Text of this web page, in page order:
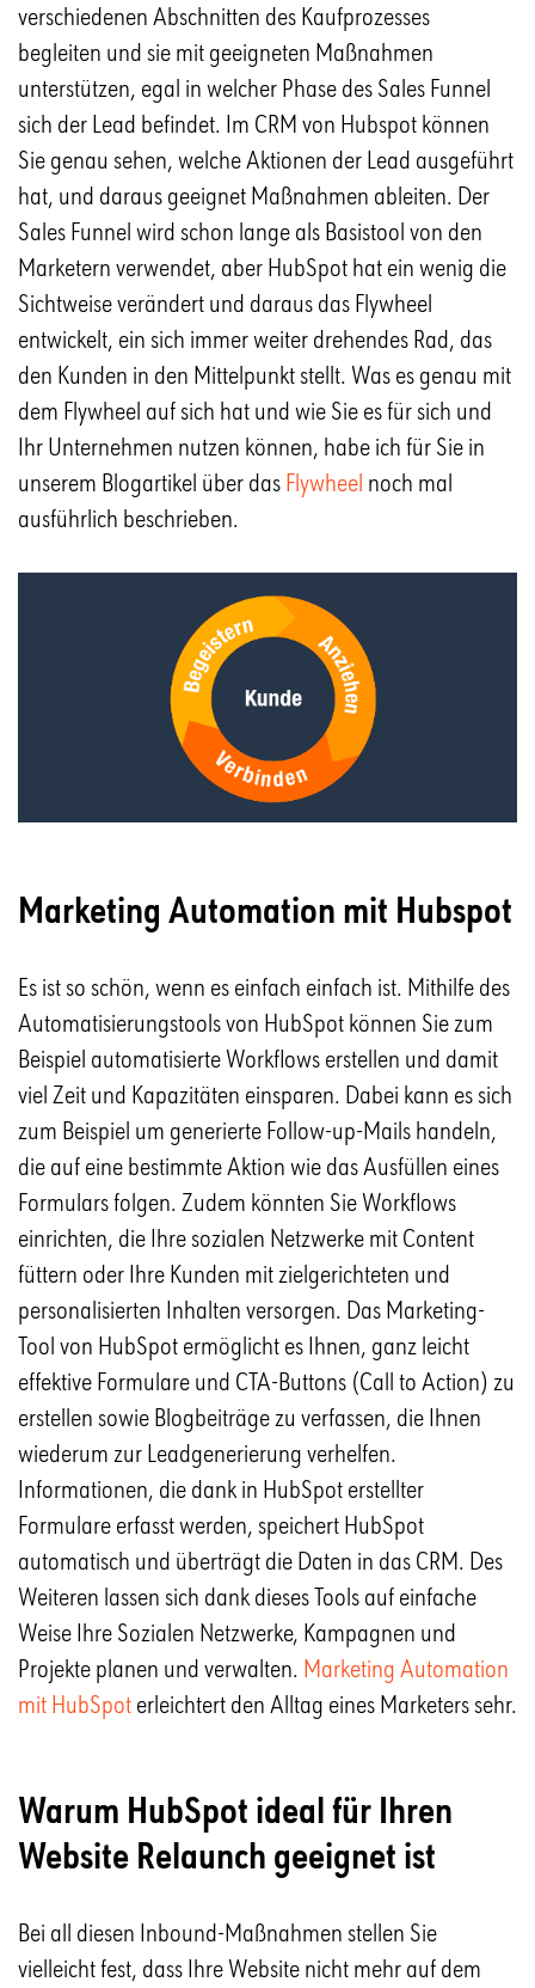
verschiedenen Abschnitten des Kaufprozesses
begleiten und sie mit geeigneten Maßnahmen
unterstützen, egal in welcher Phase des Sales Funnel
sich der Lead befindet. Im CRM von Hubspot können
Sie genau sehen, welche Aktionen der Lead ausgeführt
hat, und daraus geeignet Maßnahmen ableiten. Der
Sales Funnel wird schon lange als Basistool von den
Marketern verwendet, aber HubSpot hat ein wenig die
Sichtweise verändert und daraus das Flywheel
entwickelt, ein sich immer weiter drehendes Rad, das
den Kunden in den Mittelpunkt stellt. Was es genau mit
dem Flywheel auf sich hat und wie Sie es für sich und
Ihr Unternehmen nutzen können, habe ich für Sie in
unserem Blogartikel über das Flywheel noch mal
ausführlich beschrieben.
Marketing Automation mit Hubspot
Es ist so schön, wenn es einfach einfach ist. Mithilfe des
Automatisierungstools von HubSpot können Sie zum
Beispiel automatisierte Workflows erstellen und damit
viel Zeit und Kapazitäten einsparen. Dabei kann es sich
zum Beispiel um generierte Follow-up-Mails handeln,
die auf eine bestimmte Aktion wie das Ausfüllen eines
Formulars folgen. Zudem könnten Sie Workflows
einrichten, die Ihre sozialen Netzwerke mit Content
füttern oder Ihre Kunden mit zielgerichteten und
personalisierten Inhalten versorgen. Das Marketing-
Tool von HubSpot ermöglicht es Ihnen, ganz leicht
effektive Formulare und CTA-Buttons (Call to Action) zu
erstellen sowie Blogbeiträge zu verfassen, die Ihnen
wiederum zur Leadgenerierung verhelfen.
Informationen, die dank in HubSpot erstellter
Formulare erfasst werden, speichert HubSpot
automatisch und überträgt die Daten in das CRM. Des
Weiteren lassen sich dank dieses Tools auf einfache
Weise Ihre Sozialen Netzwerke, Kampagnen und
Projekte planen und verwalten. Marketing Automation
mit HubSpot erleichtert den Alltag eines Marketers sehr.
Warum HubSpot ideal für Ihren
Website Relaunch geeignet ist
Bei all diesen Inbound-Maßnahmen stellen Sie
vielleicht fest, dass Ihre Website nicht mehr auf dem